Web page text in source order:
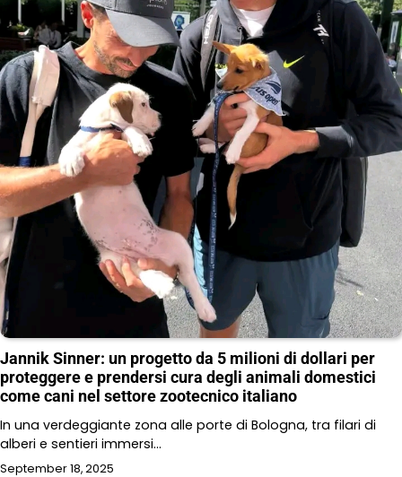
Jannik Sinner: un progetto da 5 milioni di dollari per
proteggere e prendersi cura degli animali domestici
come cani nel settore zootecnico italiano
In una verdeggiante zona alle porte di Bologna, tra filari di
alberi e sentieri immersi…
September 18, 2025